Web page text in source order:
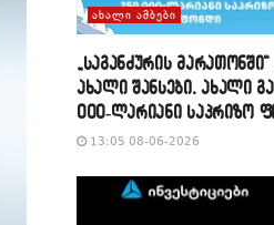
ᲐᲮᲐᲚᲘ ᲐᲛᲑᲔᲑᲘ
„საგანძურის
ახალი შანსები, ახალი
000-ლარიანი საპრიზო
13:05 08-06-2026